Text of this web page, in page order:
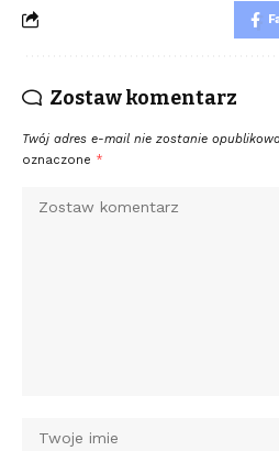
Zostaw komentarz
Twój adres e-mail nie zostanie
oznaczone *